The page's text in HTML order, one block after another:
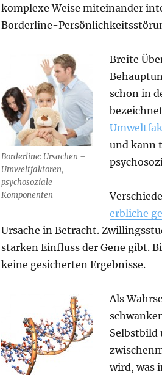
komplexe Weise miteinander
Borderline-
Borderline: Ursachen –
Umweltfaktoren,
psychosoziale
Komponenten
Breite
schon in
und kann
erbliche
Ursache in Betracht.
starken Einfluss der Gene gibt.
keine gesicherten Ergebnisse.
Als
Selbstbild
wird, was